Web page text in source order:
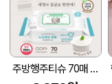
주방행주티슈 70매 베이킹소다함